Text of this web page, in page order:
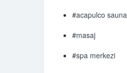
#acapulco sauna
#masaj
#spa merkezi